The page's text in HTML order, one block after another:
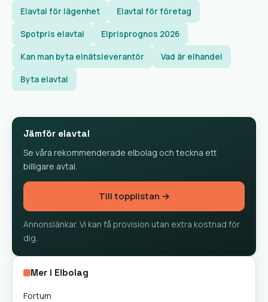
Elavtal för lägenhet Elavtal för företag
Spotpris elavtal Elprisprognos 2026
Kan man byta elnätsleverantör Vad är elhandel
Byta elavtal
Jämför elavtal
Se våra rekommenderade elbolag och teckna ett
billigare avtal.
Till topplistan →
Annonslänkar. Vi kan få provision utan extra kostnad för
dig.
Mer i Elbolag
Fortum